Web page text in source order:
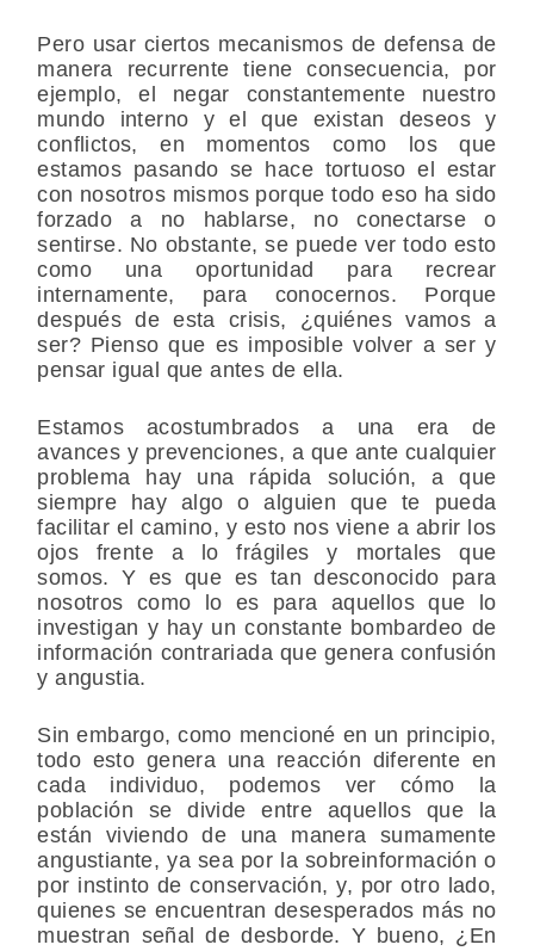
Pero usar ciertos mecanismos de defensa de
manera recurrente tiene consecuencia, por
ejemplo, el negar constantemente nuestro
mundo interno y el que existan deseos y
conflictos, en momentos como los que
estamos pasando se hace tortuoso el estar
con nosotros mismos porque todo eso ha sido
forzado a no hablarse, no conectarse o
sentirse. No obstante, se puede ver todo esto
como una oportunidad para recrear
internamente, para conocernos. Porque
después de esta crisis, ¿quiénes vamos a
ser? Pienso que es imposible volver a ser y
pensar igual que antes de ella.
Estamos acostumbrados a una era de
avances y prevenciones, a que ante cualquier
problema hay una rápida solución, a que
siempre hay algo o alguien que te pueda
facilitar el camino, y esto nos viene a abrir los
ojos frente a lo frágiles y mortales que
somos. Y es que es tan desconocido para
nosotros como lo es para aquellos que lo
investigan y hay un constante bombardeo de
información contrariada que genera confusión
y angustia.
Sin embargo, como mencioné en un principio,
todo esto genera una reacción diferente en
cada individuo, podemos ver cómo la
población se divide entre aquellos que la
están viviendo de una manera sumamente
angustiante, ya sea por la sobreinformación o
por instinto de conservación, y, por otro lado,
quienes se encuentran desesperados más no
muestran señal de desborde. Y bueno, ¿En